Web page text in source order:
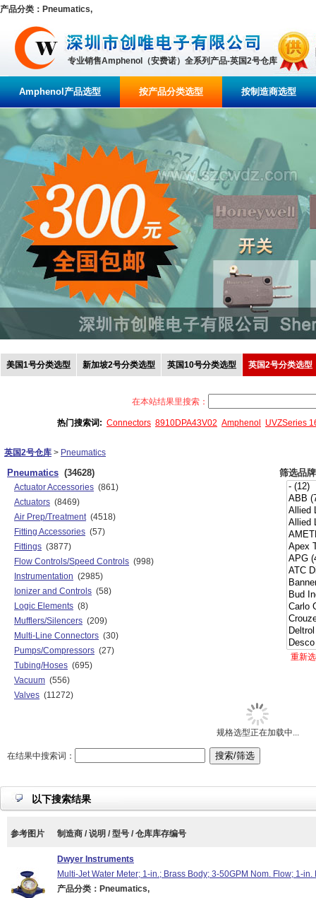
产品分类：Pneumatics,
专业销售Amphenol（安费诺）全系列产品-英国2号仓库
Amphenol产品选型 按产品分类选型 按制造商选型
美国1号分类选型 新加坡2号分类选型 英国10号分类选型 英国2号分类选型
在本站结果里搜索：
热门搜索词: Connectors 8910DPA43V02 Amphenol UVZSeries
英国2号仓库 > Pneumatics
Pneumatics (34628)
Actuator Accessories (861)
Actuators (8469)
Air Prep/Treatment (4518)
Fitting Accessories (57)
Fittings (3877)
Flow Controls/Speed Controls (998)
Instrumentation (2985)
Ionizer and Controls (58)
Logic Elements (8)
Mufflers/Silencers (209)
Multi-Line Connectors (30)
Pumps/Compressors (27)
Tubing/Hoses (695)
Vacuum (556)
Valves (11272)
筛选品牌
重新
规格选型正在加载中...
在结果中搜索词：
以下搜索结果
参考图片 制造商 / 说明 / 型号 / 仓库库存编号
Dwyer Instruments
Multi-Jet Water Meter; 1-in.; Brass Body; 3-50GPM Nom. Flow; 1-
产品分类：Pneumatics,